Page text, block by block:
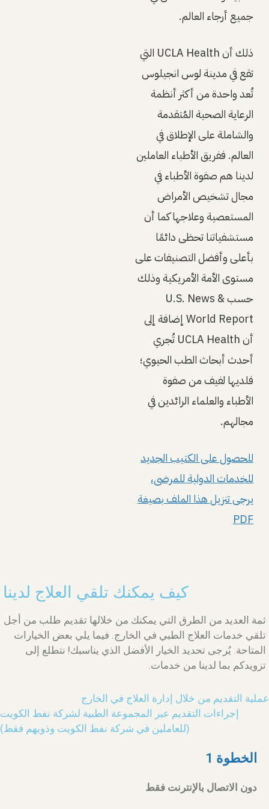
جميع أرجاء العالم.
ذلك أن UCLA Health التي
تقع في مدينة لوس انجيلوس
تُعد واحدة من أكثر أنظمة
الرعاية الصحية المُتقدمة
والشاملة على الإطلاق في
العالم. ففريق الأطباء العاملين
لدينا هم صفوة الأطباء في
مجال تشخيص الأمراض
المستعصية وعلاجها كما أن
مستشفياتنا تحظى دائمًا
بأعلى وأفضل التصنيفات على
مستوى الأمة الأمريكية وذلك
حسب U.S. News &
World Report إضافة إلى
أن UCLA Health تُجري
أحدث أبحاث الطب الحيوي؛
فلديها لفيف من صفوة
الأطباء والعلماء الرائدين في
مجالهم.
للحصول على الكتيب الجديد
للخدمات الدولية للمرضى،
يرجى تنزيل هذا الملف بصيغة
PDF
كيف يمكنك تلقي العلاج لدينا
ثمة العديد من الطرق التي يمكنك من خلالها تقديم طلب من أجل
تلقي خدمات العلاج الطبي في الخارج. فيما يلي بعض الخيارات
المتاحة. يُرجى تحديد الخيار الأفضل الذي يناسبك! نتطلع إلى
تزويدكم بما لدينا من خدمات.
عملية التقديم من خلال إدارة العلاج في الخارج
إجراءات التقديم عبر المجموعة الطبية لشركة نفط الكويت
(للعاملين في شركة نفط الكويت وذويهم فقط)
الخطوة 1
دون الاتصال بالإنترنت فقط